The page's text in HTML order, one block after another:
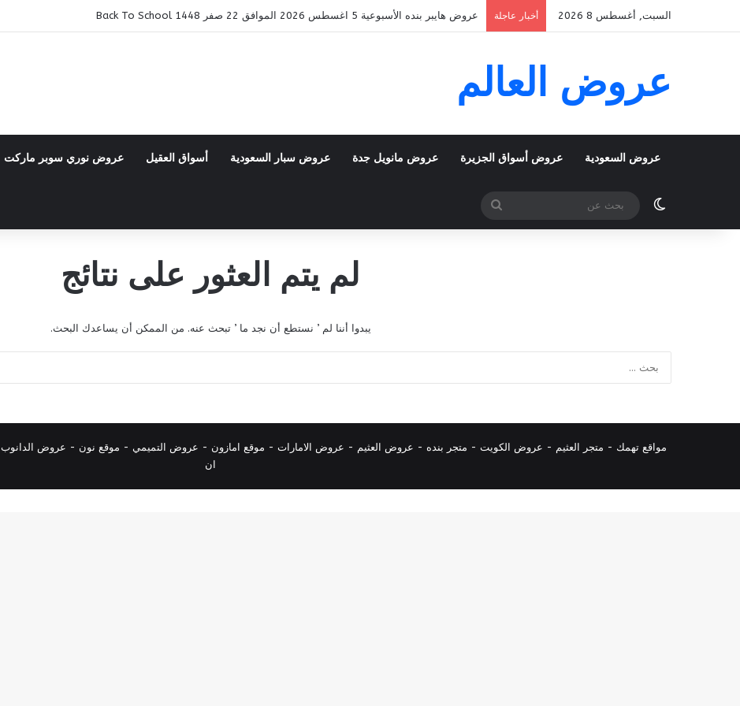
السبت, أغسطس 8 2026 أخبار عاجلة عروض هايبر بنده الأسبوعية 5 اغسطس 2026 الموافق 22 صفر 1448 Back To School
عروض العالم
عروض السعودية عروض أسواق الجزيرة عروض مانويل جدة عروض سبار السعودية أسواق العقيل عروض نوري سوبر ماركت
الوضع المظلم
بحث
عن
لم يتم العثور على نتائج
يبدوا أننا لم ’ نستطع أن نجد ما ’ تبحث عنه. من الممكن أن يساعدك البحث.
مواقع تهمك - متجر العثيم - عروض الكويت - متجر بنده - عروض العثيم - عروض الامارات - موقع امازون - عروض التميمي - موقع نون - عروض الدانوب
ان